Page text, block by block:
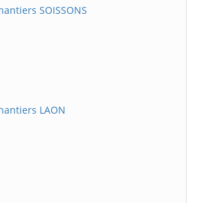
SOISSONS
LAON